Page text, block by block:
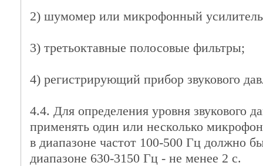
2) шумомер или микрофонный
3) третьоктавные полосовые фильтры;
4) регистрирующий прибор звукового
4.4. Для определения уровня звукового
применять один или несколько
в диапазоне частот 100-500 Гц должно
диапазоне 630-3150 Гц - не менее 2 с.